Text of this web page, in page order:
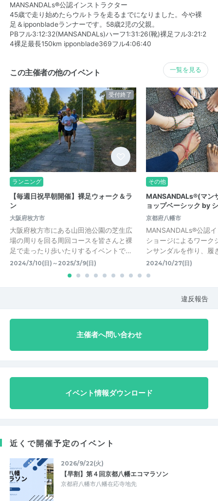
MANSANDALs®️公認インストラクター
45歳で走り始めたらウルトラを走るまでになりました。今や裸
足＆ipponbladeランナーです。58歳2児の父親。
PBフル3:12:32(MANSANDALs)ハーフ1:31:26(靴)裸足フル3:21:2
4裸足最長150km ipponblade369フル4:06:40
この主催者の他のイベント 一覧を見る
受付終了
ランニング
【毎週日祝早朝開催】裸足ウォーク＆ラ
ン
大阪府枚方市
大阪府枚方市にある山田池公園の芝生広
場の周りを回る周回コースを皆さんと裸
足で走ったり歩いたりするイベントで…
2024/3/10(日)～2025/3/9(日)
その他
MANSANDALs®(マン
ョップベーシック by
京都府八幡市
MANSANDALs®️公認
ショージによるワーク
ンサンダルを作り、
2024/10/27(日)
違反報告
主催者へ問い合わせ
イベント情報ダウンロード
近くで開催予定のイベント
2026/9/22(火)
【早割】第４回京都八幡エコマラソン
京都府八幡市八幡在応寺地先